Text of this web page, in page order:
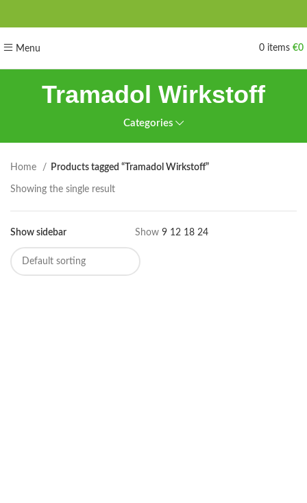
Menu 0 items €0
Tramadol Wirkstoff
Categories
Home Products tagged “Tramadol Wirkstoff”
Showing the single result
Show sidebar Show 9 12 18 24